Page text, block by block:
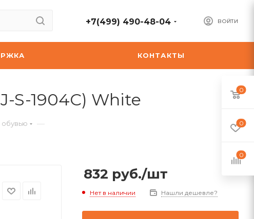
ВОЙТИ
+7(499) 490-48-04
КОНТАКТЫ
S-1904C) White
обувью —
832 руб./шт
Нет в наличии Нашли дешевле?
0
0
0